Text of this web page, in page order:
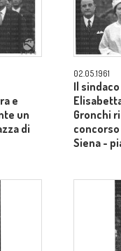
e
un
di
02.05.1961
Il
Gronchi
Siena -